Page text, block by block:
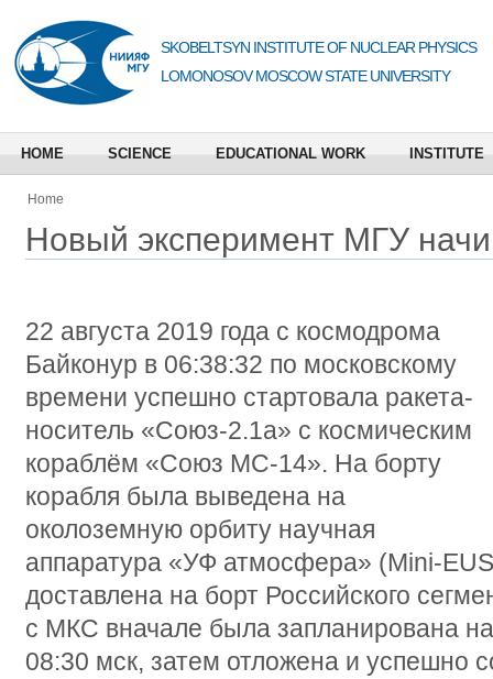
SKOBELTSYN INSTITUTE OF NUCLEAR PHYSICS
LOMONOSOV MOSCOW STATE UNIVERSITY
HOME SCIENCE EDUCATIONAL WORK INSTITUTE
Home
Новый эксперимент МГУ
22 августа 2019 года с космодрома
Байконур в 06:38:32 по московскому
времени успешно стартовала ракета-
носитель «Союз-2.1а» с космическим
кораблём «Союз МС-14». На борту
корабля была выведена на
околоземную орбиту научная
аппаратура «УФ атмосфера» (Mini-
доставлена на борт Российского
с МКС вначале была запланирована на
08:30 мск, затем отложена и успешно